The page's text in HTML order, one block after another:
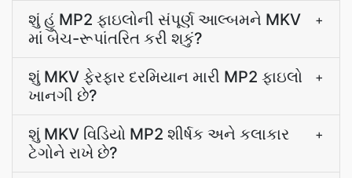
શું હું MP2 ફાઇલોની સંપૂર્ણ આલ્બમને MKV
માં બેચ-રૂપાંતરિત કરી શકું?
+
શું MKV ફેરફાર દરમિયાન મારી MP2 ફાઇલો
ખાનગી છે?
+
શું MKV વિડિયો MP2 શીર્ષક અને કલાકાર
ટેગોને રાખે છે?
+